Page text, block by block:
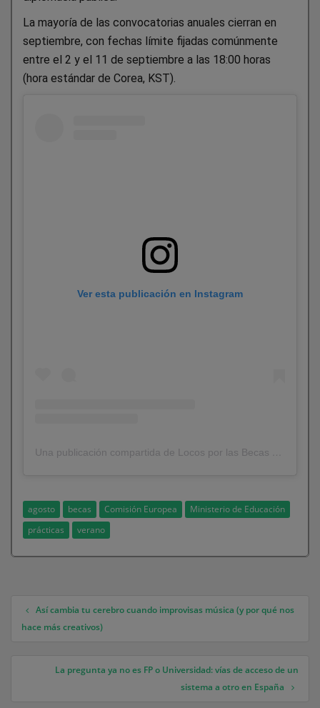
La mayoría de las convocatorias anuales cierran en
septiembre, con fechas límite fijadas comúnmente
entre el 2 y el 11 de septiembre a las 18:00 horas
(hora estándar de Corea, KST).
Ver esta publicación en Instagram
Una publicación compartida de Locos por las Becas (@locosporlasbecas)
agosto becas Comisión Europea
Ministerio de Educación
prácticas
verano
Navegación de entradas
Así cambia tu cerebro cuando improvisas música (y por qué nos
hace más creativos)
La pregunta ya no es FP o Universidad: vías de acceso de un
sistema a otro en España